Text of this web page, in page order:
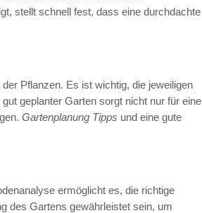
stellt schnell fest, dass eine durchdachte
Pflanzen. Es ist wichtig, die jeweiligen
geplanter Garten sorgt nicht nur für eine
Gartenplanung Tipps und eine gute
ermöglicht es, die richtige
des Gartens gewährleistet sein, um